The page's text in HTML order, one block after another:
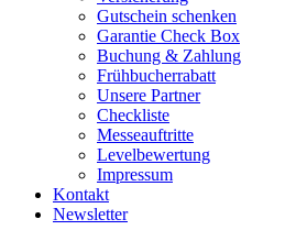
Gutschein schenken
Garantie Check Box
Buchung & Zahlung
Frühbucherrabatt
Unsere Partner
Checkliste
Messeauftritte
Levelbewertung
Impressum
Kontakt
Newsletter